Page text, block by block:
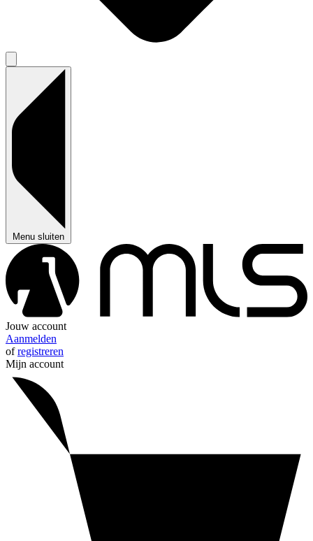
Menu sluiten
Jouw account
Aanmelden
ofregistreren
Mijn account